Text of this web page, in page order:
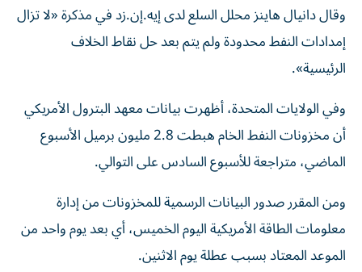
وقال دانيال هاينز محلل السلع لدى إيه.إن.زد في مذكرة «لا تزال
إمدادات النفط محدودة ‌ولم يتم ‌بعد حل نقاط الخلاف
⁠الرئيسية».
وفي الولايات المتحدة، أظهرت بيانات معهد ‌البترول الأمريكي
أن مخزونات النفط الخام هبطت 2.8 مليون برميل الأسبوع
الماضي، متراجعة للأسبوع السادس ⁠على التوالي.
ومن المقرر صدور البيانات الرسمية ​للمخزونات من إدارة
معلومات الطاقة الأمريكية اليوم الخميس، أي بعد يوم واحد من
الموعد المعتاد بسبب ⁠عطلة يوم الاثنين.